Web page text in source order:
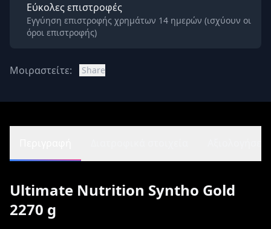
Εύκολες επιστροφές
Εγγύηση επιστροφής χρημάτων 14 ημερών (ισχύουν οι
όροι επιστροφής)
Μοιραστείτε: Share
Ultimate Nutrition Syntho Gold
2270 g